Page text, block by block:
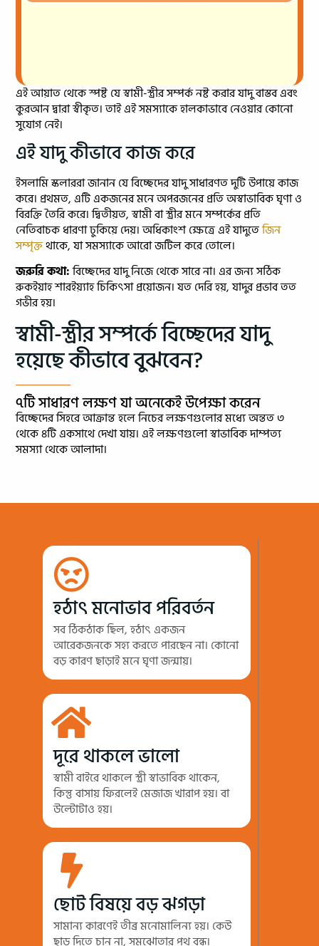
এই আয়াত থেকে স্পষ্ট যে স্বামী-স্ত্রীর সম্পর্ক নষ্ট করার যাদু বাস্তব এবং
কুরআন দ্বারা স্বীকৃত। তাই এই সমস্যাকে হালকাভাবে নেওয়ার কোনো
সুযোগ নেই।
এই যাদু কীভাবে কাজ করে
ইসলামি স্কলাররা জানান যে বিচ্ছেদের যাদু সাধারণত দুটি উপায়ে কাজ
করে। প্রথমত, এটি একজনের মনে অপরজনের প্রতি অস্বাভাবিক ঘৃণা ও
বিরক্তি তৈরি করে। দ্বিতীয়ত, স্বামী বা স্ত্রীর মনে সম্পর্কের প্রতি
নেতিবাচক ধারণা ঢুকিয়ে দেয়। অধিকাংশ ক্ষেত্রে এই যাদুতেজিন
সম্পৃক্তথাকে, যা সমস্যাকে আরো জটিল করে তোলে।
জরুরি কথা:বিচ্ছেদের যাদু নিজে থেকে সারে না। এর জন্য সঠিক
রুকইয়াহ শারইয়্যাহ চিকিৎসা প্রয়োজন। যত দেরি হয়, যাদুর প্রভাব তত
গভীর হয়।
স্বামী-স্ত্রীর সম্পর্কে বিচ্ছেদের যাদু
হয়েছে কীভাবে বুঝবেন?
৭টি সাধারণ লক্ষণ যা অনেকেই উপেক্ষা করেন
বিচ্ছেদের সিহরে আক্রান্ত হলে নিচের লক্ষণগুলোর মধ্যে অন্তত ৩
থেকে ৪টি একসাথে দেখা যায়। এই লক্ষণগুলো স্বাভাবিক দাম্পত্য
সমস্যা থেকে আলাদা।
হঠাৎ মনোভাব পরিবর্তন
সব ঠিকঠাক ছিল, হঠাৎ একজন
আরেকজনকে সহ্য করতে পারছেন না। কোনো
বড় কারণ ছাড়াই মনে ঘৃণা জন্মায়।
দূরে থাকলে ভালো
স্বামী বাইরে থাকলে স্ত্রী স্বাভাবিক থাকেন,
কিন্তু বাসায় ফিরলেই মেজাজ খারাপ হয়। বা
উল্টোটাও হয়।
ছোট বিষয়ে বড় ঝগড়া
সামান্য কারণেই তীব্র মনোমালিন্য হয়। কেউ
ছাড় দিতে চান না, সমঝোতার পথ বন্ধ।